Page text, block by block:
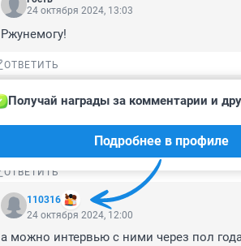
24 октября 2024, 13:03
Ржунемогу!
ОТВЕТИТЬ
24 октября 2024, 12:54
Хэллоуинская история прям) Делаем
будут встречать в Стокгольме и
ОТВЕТИТЬ
110316
Получай награды за комментарии и
Подробнее в профиле
24 октября 2024, 12:00
а можно интервью с ними через пол года